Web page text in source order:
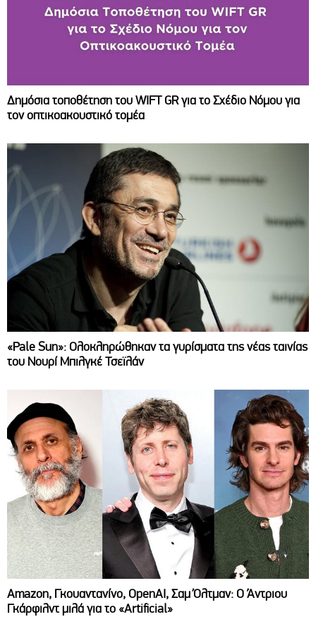
Δημόσια τοποθέτηση του WIFT GR για το Σχέδιο Νόμου για
τον οπτικοακουστικό τομέα
«Pale Sun»: Ολοκληρώθηκαν τα γυρίσματα της νέας ταινίας
του Νουρί Μπιλγκέ Τσεϊλάν
Amazon, Γκουαντανίνο, OpenAI, Σαμ Όλτμαν: Ο Άντριου
Γκάρφιλντ μιλά για το «Artificial»